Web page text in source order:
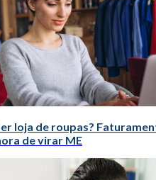
loja de roupas?
de virar ME